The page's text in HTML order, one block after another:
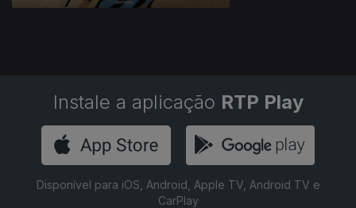
Instale a aplicação RTP Play
Disponível para iOS, Android, Apple TV, Android TV e
CarPlay